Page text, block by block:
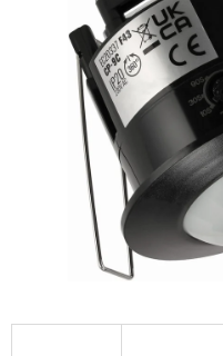
hvězdiček.